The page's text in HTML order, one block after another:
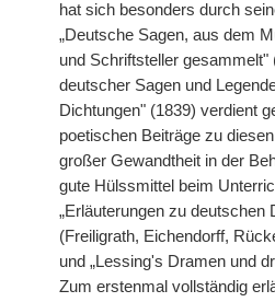
hat sich besonders durch
„Deutsche Sagen, aus dem
und Schriftsteller gesammelt"
deutscher Sagen und
Dichtungen" (1839) verdient
poetischen Beiträge zu
großer Gewandtheit in der
gute Hülssmittel beim
„Erläuterungen zu deutschen
(Freiligrath, Eichendorff,
und „Lessing's Dramen und
Zum erstenmal vollständig